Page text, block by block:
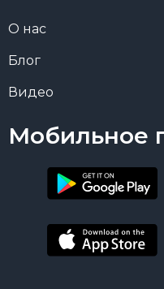
О нас
Блог
Видео
Мобильное